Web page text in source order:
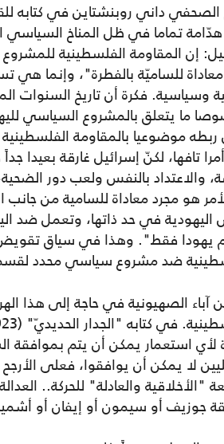
داني روبنشتاين في كتابه
هدّامة تماما في ظل المناخ السياسي
إن المقاومة الفلسطينية
للساميّة بالفطرة"، وإنما هي
وسياسية. فكرة أن تاريخ السنوات
ما يتعلق بالمشروع السياسي
موضوعيا بالمقاومة
تافها، لكنّ إسرائيل غارقة بعيدا
والاعتداد بالنفس ولعب دور
هو مجرد معاداة للسامية من جانب
في حد ذاتها، وتعمل ضد
يهودا فقط". وهذا في سياق
ضد مشروع سياسي محدد
آباء الصهيونية في حاجة إلى هذا
لأي استعمار يمكن أن يتم
لا يمكن أن يوافقوا، فعلى
"الأخلاقية والعادلة" للحركة..
جوزيف أو سيمون أو إيفان أو